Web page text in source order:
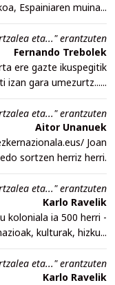
Espainiaren muina...
eta..." erantzuten
Fernando Trebolek
ere gazte ikuspegitik
izan gara umezurtz......
eta..." erantzuten
Aitor Unanuek
Joan
sortzen herriz herri.
eta..." erantzuten
Karlo Ravelik
koloniala ia 500 herri -
kulturak, hizku...
eta..." erantzuten
Karlo Ravelik